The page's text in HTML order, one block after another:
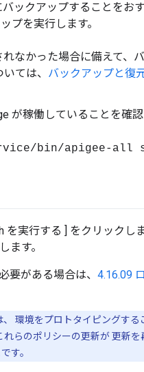
ックアップすることをお
プを実行します。
なかった場合に備えて、
ては、 バックアップと復
が稼働していることを確認
bin/apigee-all
実行する ] をクリックし
ます。
要がある場合は、 4.16.09
環境をプロトタイピングする
らのポリシーの更新が 更新
す。